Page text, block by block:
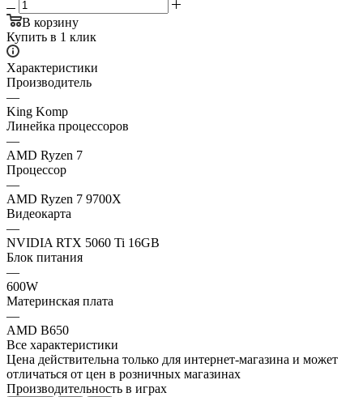
В корзину
Купить в 1 клик
Характеристики
Производитель
—
King Komp
Линейка процессоров
—
AMD Ryzen 7
Процессор
—
AMD Ryzen 7 9700X
Видеокарта
—
NVIDIA RTX 5060 Ti 16GB
Блок питания
—
600W
Материнская плата
—
AMD B650
Все характеристики
Цена действительна только для интернет-магазина и может
отличаться от цен в розничных магазинах
Производительность в играх